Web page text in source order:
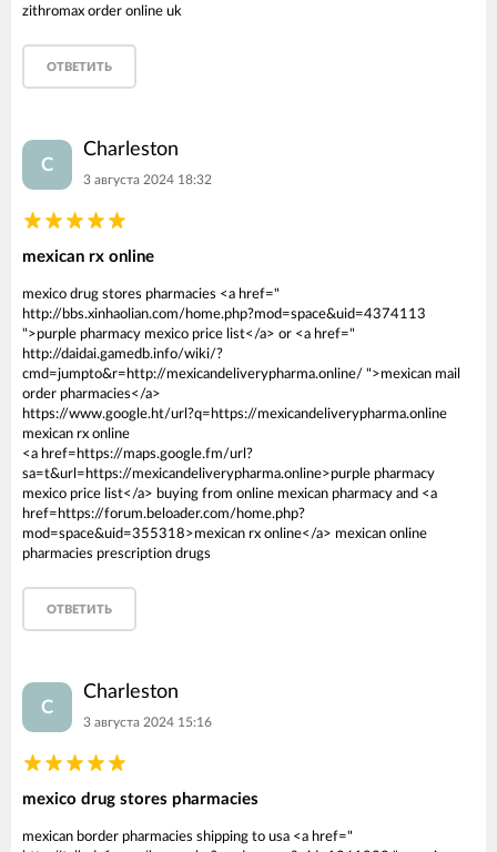
zithromax order online uk
ОТВЕТИТЬ
C
Charleston
3 августа 2024 18:32
mexican rx online
mexico drug stores pharmacies <a href="
http://bbs.xinhaolian.com/home.php?mod=space&uid=4374113
">purple pharmacy mexico price list</a> or <a href="
http://daidai.gamedb.info/wiki/?
cmd=jumpto&r=http://mexicandeliverypharma.online/ ">mexican mail
order pharmacies</a>
https://www.google.ht/url?q=https://mexicandeliverypharma.online
mexican rx online
<a href=https://maps.google.fm/url?
sa=t&url=https://mexicandeliverypharma.online>purple pharmacy
mexico price list</a> buying from online mexican pharmacy and <a
href=https://forum.beloader.com/home.php?
mod=space&uid=355318>mexican rx online</a> mexican online
pharmacies prescription drugs
ОТВЕТИТЬ
C
Charleston
3 августа 2024 15:16
mexico drug stores pharmacies
mexican border pharmacies shipping to usa <a href="